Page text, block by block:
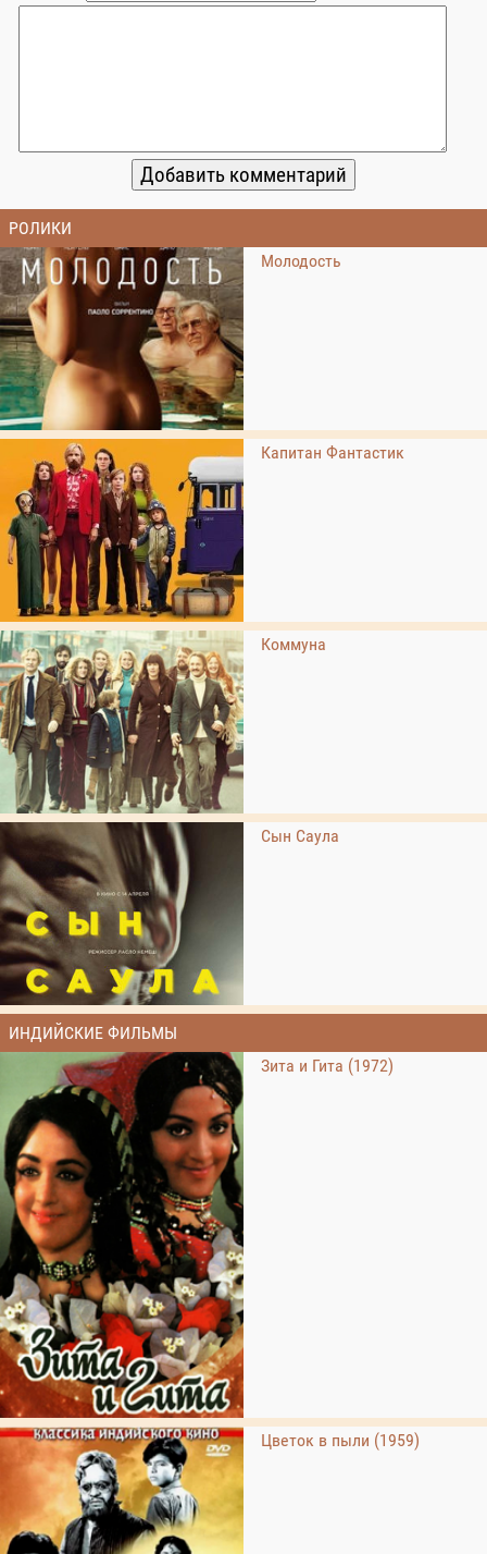
РОЛИКИ
Молодость
Капитан Фантастик
Коммуна
Сын Саула
ИНДИЙСКИЕ ФИЛЬМЫ
Зита и Гита (1972)
Цветок в пыли (1959)